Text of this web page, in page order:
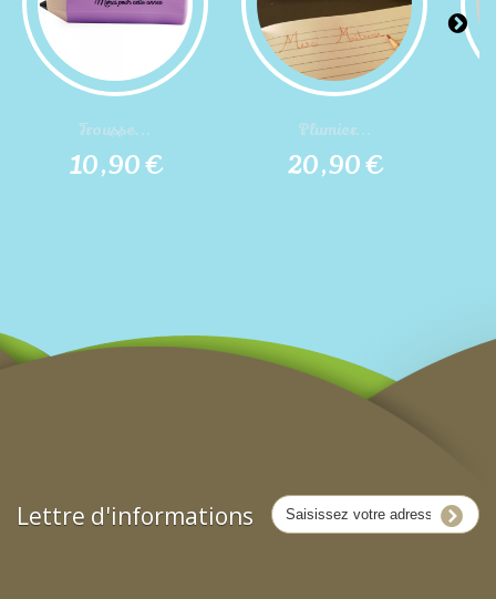
Trousse...
10,90 €
Plumier...
20,90 €
Lettre d'informations